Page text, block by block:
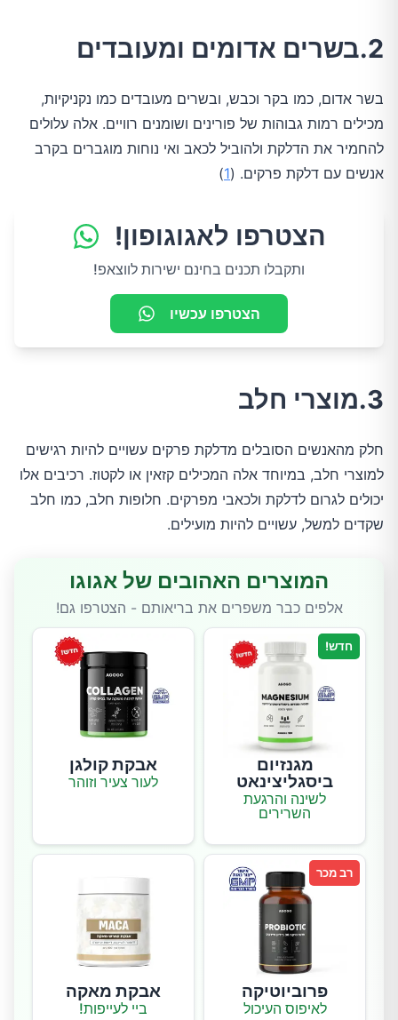
2.בשרים אדומים ומעובדים
בשר אדום, כמו בקר וכבש, ובשרים מעובדים כמו נקניקיות,
מכילים רמות גבוהות של פורינים ושומנים רוויים. אלה עלולים
להחמיר את הדלקת ולהוביל לכאב ואי נוחות מוגברים בקרב
אנשים עם דלקת פרקים. (1
)
הצטרפו לאגוגופון!
ותקבלו תכנים בחינם ישירות לווצאפ!
הצטרפו עכשיו
3.מוצרי חלב
חלק מהאנשים הסובלים מדלקת פרקים עשויים להיות רגישים
למוצרי חלב, במיוחד אלה המכילים קזאין או לקטוז. רכיבים אלו
יכולים לגרום לדלקת ולכאבי מפרקים. חלופות חלב, כמו חלב
שקדים למשל, עשויים להיות מועילים.
המוצרים האהובים של אגוגו
אלפים כבר משפרים את בריאותם - הצטרפו גם!
חדש!
מגנזיום
ביסגליצינאט
לשינה והרגעת
השרירים
אבקת קולגן
לעור צעיר וזוהר
רב מכר
פרוביוטיקה
לאיפוס העיכול
אבקת מאקה
ביי לעייפות!